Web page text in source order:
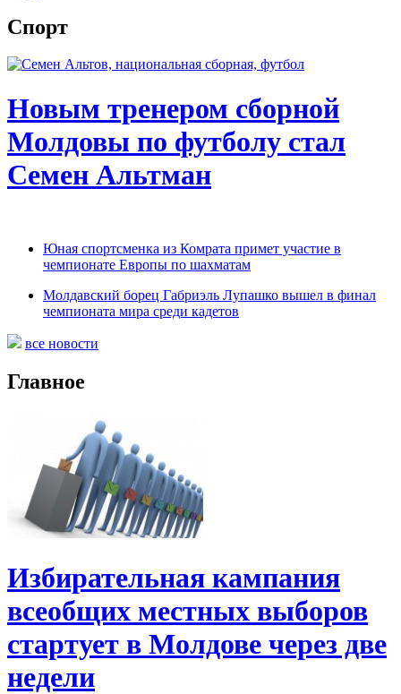
Спорт
Новым тренером сборной
Молдовы по футболу стал
Семен Альтман
Юная спортсменка из Комрата примет участие в
чемпионате Европы по шахматам
Молдавский борец Габриэль Лупашко вышел в финал
чемпионата мира среди кадетов
все новости
Главное
Избирательная кампания
всеобщих местных выборов
стартует в Молдове через две
недели